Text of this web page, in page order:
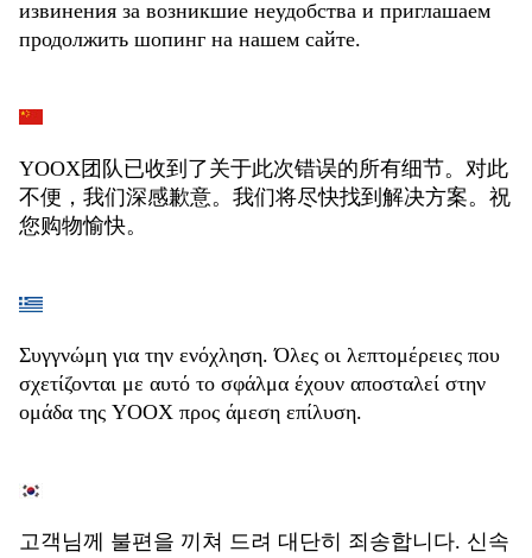
извинения за возникшие неудобства и приглашаем
продолжить шопинг на нашем сайте.
YOOX团队已收到了关于此次错误的所有细节。对此
不便，我们深感歉意。我们将尽快找到解决方案。祝
您购物愉快。
Συγγνώμη για την ενόχληση. Όλες οι λεπτομέρειες που
σχετίζονται με αυτό το σφάλμα έχουν αποσταλεί στην
ομάδα της YOOX προς άμεση επίλυση.
고객님께 불편을 끼쳐 드려 대단히 죄송합니다. 신속